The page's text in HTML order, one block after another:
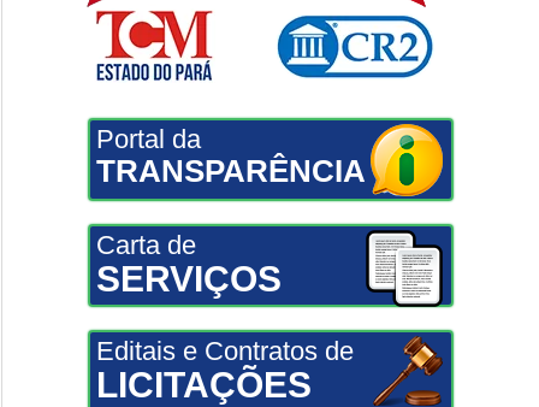
Portal da
TRANSPARÊNCIA
Carta de
SERVIÇOS
Editais e Contratos de
LICITAÇÕES